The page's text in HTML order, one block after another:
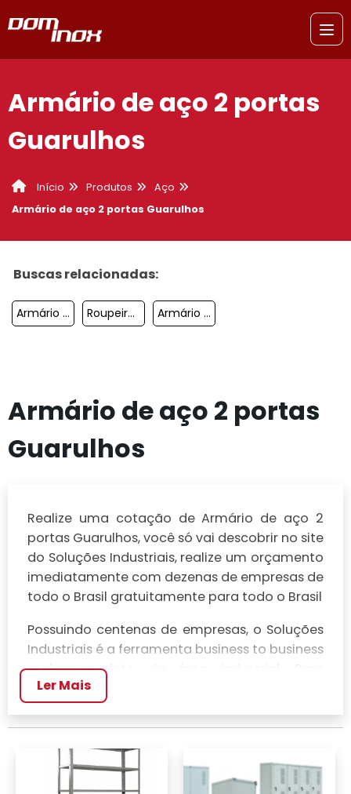
Armário de aço 2 portas
Guarulhos
Início Produtos
Aço
Armário de aço 2 portas Guarulhos
Buscas relacionadas:
Armário De Aço Reforçado São José Dos Campos Roupeiro De Aço 6 Portas Sorocaba Armário De Aço 2 Portas Santo André
Armário de aço 2 portas
Guarulhos
Realize uma cotação de Armário de aço 2
portas Guarulhos, você só vai descobrir no site
do Soluções Industriais, realize um orçamento
imediatamente com dezenas de empresas de
todo o Brasil gratuitamente para todo o Brasil
Possuindo centenas de empresas, o Soluções
Industriais é a ferramenta business to business
mais completo da área industrial. Para
realizar um orçamento de Armário de aço 2
portas Guarulhos, clique em um ou mais dos
anuciantes a seguir:
Ler Mais